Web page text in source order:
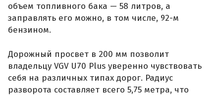
объем топливного бака — 58 литров, а
заправлять его можно, в том числе, 92-м
бензином.
Дорожный просвет в 200 мм позволит
владельцу VGV U70 Plus уверенно чувствовать
себя на различных типах дорог. Радиус
разворота составляет всего 5,75 метра, что